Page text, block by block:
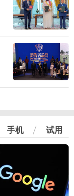
手机 试用